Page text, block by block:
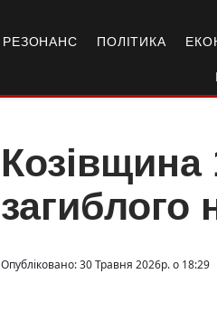
РЕЗОНАНС ПОЛІТИКА
Козівщина
загиблого
Опубліковано: 30 Травня 2026р. о 18:29